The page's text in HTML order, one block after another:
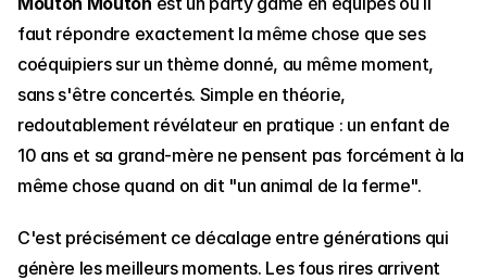
faut répondre exactement la même chose que ses
coéquipiers sur un thème donné, au même moment,
sans s'être concertés. Simple en théorie,
redoutablement révélateur en pratique : un enfant de
10 ans et sa grand-mère ne pensent pas forcément à la
même chose quand on dit "un animal de la ferme".
C'est précisément ce décalage entre générations qui
génère les meilleurs moments. Les fous rires arrivent